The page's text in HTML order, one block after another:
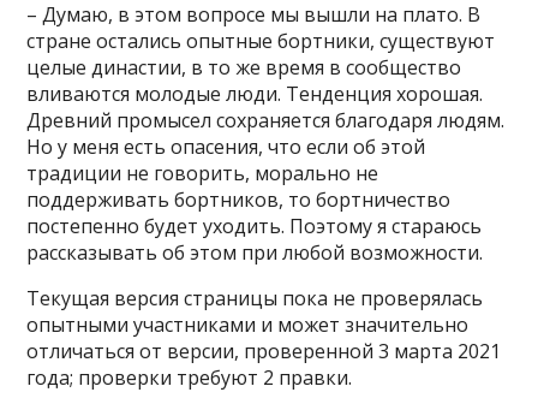
– Думаю, в этом вопросе мы вышли на плато. В
стране остались опытные бортники, существуют
целые династии, в то же время в сообщество
вливаются молодые люди. Тенденция хорошая.
Древний промысел сохраняется благодаря людям.
Но у меня есть опасения, что если об этой
традиции не говорить, морально не
поддерживать бортников, то бортничество
постепенно будет уходить. Поэтому я стараюсь
рассказывать об этом при любой возможности.
Текущая версия страницы пока не проверялась
опытными участниками и может значительно
отличаться от версии, проверенной 3 марта 2021
года; проверки требуют 2 правки.